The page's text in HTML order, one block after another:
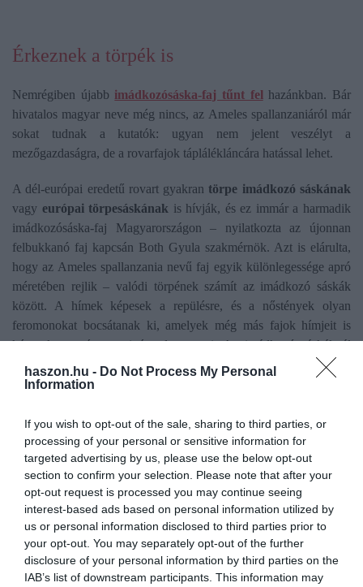
haszon.hu - Do Not Process My Personal
Information
If you wish to opt-out of the sale, sharing to third parties, or
processing of your personal or sensitive information for
targeted advertising by us, please use the below opt-out
section to confirm your selection. Please note that after your
opt-out request is processed you may continue seeing
interest-based ads based on personal information utilized by
us or personal information disclosed to third parties prior to
your opt-out. You may separately opt-out of the further
disclosure of your personal information by third parties on the
IAB’s list of downstream participants. This information may
Érkeznek a törpék is
Nemrégiben újabb imádkozósáska-faj tűnt fel hazánkban. Bár
hivatalos magyar neve még nincs, az Ameles spallanzaniáról már
sokat tudnak a kutatók: ugyan nem jelent veszélyt a
mezőgazdaságra, de a rovarfajok táplálékláncára hatással lehet.
A dél-európai eredetű rovart gyakran törpe imádkozó sáskának
vagy európai törpesáskának is hívják, és ez immár a harmadik
imádkozósáska-faj Magyarországon – nyilatkozta az újonnan
felbukkanó faj kapcsán Both Gyula szakmérnök. Azt is elárulta,
hogy az Ameles spallanzania nevű faj egyik különlegessége apró
méretében rejlik – valódi törpének számít az imádkozó sáskák
között. A hímek képesek a repülésre, és a nőstények olyan
feromonokat bocsátanak ki, amelyek még más fajok hímjeit is
képesek megtéveszteni és odavonzani. Az imádkozó sáskáknál
gyakori viselkedés a nász utáni kannibalizmus, ami ennél a fajnál,
a nőstény egyedeknél is megfigyelhető.
Ugyanakkor ennek a fajnak nemcsak a szaporodási stratégiái
érdekesek, hanem az is, milyen veszélyekkel néz szembe: az
agresszívebb és nagyobb testű ázsiai imádkozó sáska nemcsak
vetélytárs, hanem komoly fenyegetés is, mivel nem ritka, hogy
zsákmányául ejti az Ameles spallanzaniát.
Nekünk magunknak tartanunk kell-e az Ameles spallanzaniáktól?
Egyáltalán nem. Ezek a rovarevők elsősorban kisebb ízeltlábúakra
vadásznak, és az embert nem tekintik zsákmánynak.